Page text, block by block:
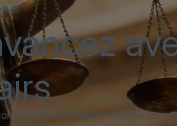
vos options, sécuriser vos